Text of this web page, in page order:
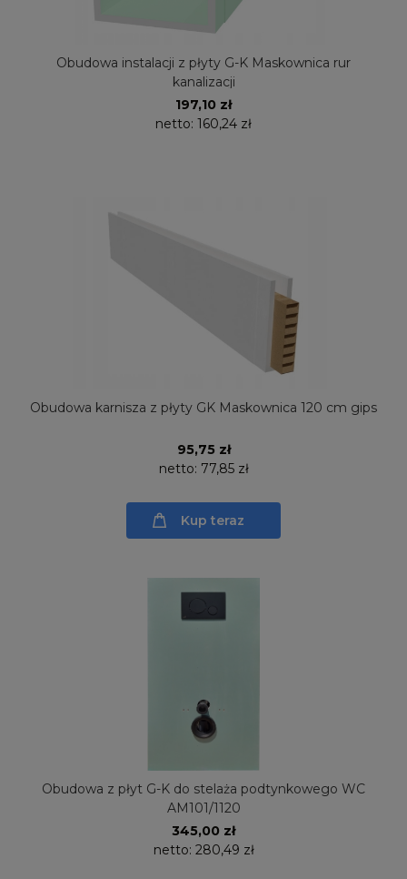
Obudowa instalacji z płyty G-K Maskownica rur
kanalizacji
197,10 zł
netto: 160,24 zł
Obudowa karnisza z płyty GK Maskownica 120 cm gips
95,75 zł
netto: 77,85 zł
Kup teraz
Obudowa z płyt G-K do stelaża podtynkowego WC
AM101/1120
345,00 zł
netto: 280,49 zł